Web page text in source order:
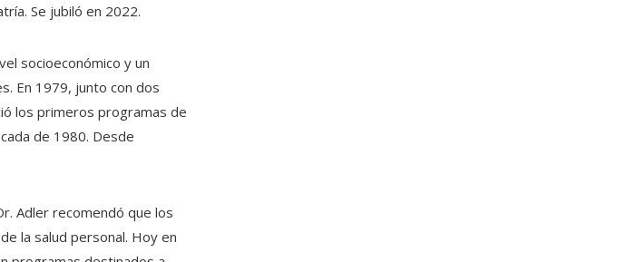
Se jubiló en 2022.
socioeconómico y un
En 1979, junto con dos
los primeros programas de
de 1980. Desde
Adler recomendó que los
la salud personal. Hoy en